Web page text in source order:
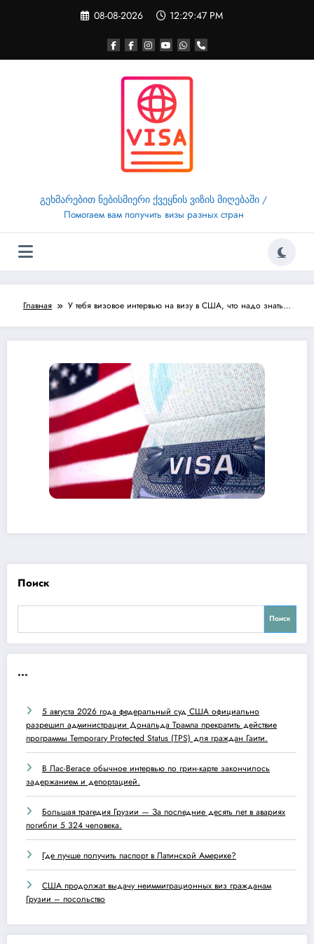
08-08-2026 12:29:47 PM
გეხმარებით ნებისმიერი ქვეყნის ვიზის მიღებაში /
Помогаем вам получить визы разных стран
Главная У тебя визовое интервью на визу в США, что надо знать…
Поиск
Поиск
...
5 августа 2026 года федеральный суд США официально
разрешил администрации Дональда Трампа прекратить действие
программы Temporary Protected Status (TPS) для граждан Гаити.
В Лас-Вегасе обычное интервью по грин-карте закончилось
задержанием и депортацией.
Большая трагедия Грузии — За последние десять лет в авариях
погибли 5 324 человека.
Где лучше получить паспорт в Латинской Америке?
США продолжат выдачу неиммиграционных виз гражданам
Грузии – посольство